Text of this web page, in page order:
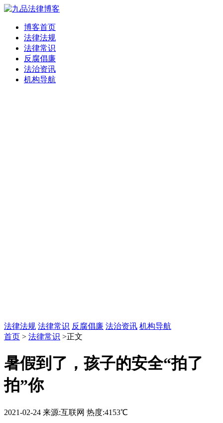
博客首页
法律法规
法律常识
反腐倡廉
法治资讯
机构导航
法律法规 法律常识 反腐倡廉 法治资讯 机构导航
首页 > 法律常识 >正文
暑假到了，孩子的安全“拍了
拍”你
2021-02-24 来源:互联网 热度:4153℃